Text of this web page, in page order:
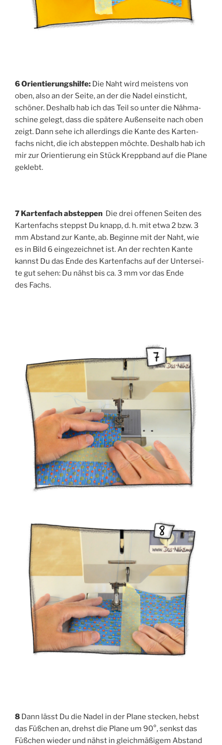
6 Ori­en­tie­rungs­hil­fe: Die Naht wird meis­tens von
oben, also an der Sei­te, an der die Nadel ein­sticht,
schö­ner. Des­halb hab ich das Teil so unter die Näh­ma­
schi­ne gelegt, dass die spä­te­re Außen­sei­te nach oben
zeigt. Dann sehe ich aller­dings die Kan­te des Kar­ten­
fachs nicht, die ich abstep­pen möch­te. Des­halb hab ich
mir zur Ori­en­tie­rung ein Stück Krepp­band auf die Pla­ne
geklebt.
7 Kar­ten­fach abstep­pen Die drei offe­nen Sei­ten des
Kar­ten­fachs steppst Du knapp, d. h. mit etwa 2 bzw. 3
mm Abstand zur Kan­te, ab. Begin­ne mit der Naht, wie
es in Bild 6 ein­ge­zeich­net ist. An der rech­ten Kan­te
kannst Du das Ende des Kar­ten­fachs auf der Unter­sei­
te gut sehen: Du nähst bis ca. 3 mm vor das Ende
des Fachs.
8 Dann lässt Du die Nadel in der Pla­ne ste­cken, hebst
das Füß­chen an, drehst die Pla­ne um 90°, senkst das
Füß­chen wie­der und nähst in gleich­mä­ßi­gem Abstand